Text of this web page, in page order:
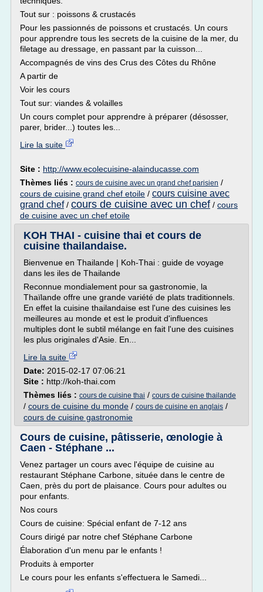
Tout sur : poissons & crustacés
Pour les passionnés de poissons et crustacés. Un cours
pour apprendre tous les secrets de la cuisine de la mer, du
filetage au dressage, en passant par la cuisson...
Accompagnés de vins des Crus des Côtes du Rhône
A partir de
Voir les cours
Tout sur: viandes & volailles
Un cours complet pour apprendre à préparer (désosser,
parer, brider...) toutes les...
Lire la suite
Site : http://www.ecolecuisine-alainducasse.com
Thèmes liés : cours de cuisine avec un grand chef parisien /
cours de cuisine grand chef etoile / cours cuisine avec
grand chef/ cours de cuisine avec un chef / cours
de cuisine avec un chef etoile
KOH THAI - cuisine thai et cours de
cuisine thailandaise.
Bienvenue en Thailande | Koh-Thai : guide de voyage
dans les iles de Thailande
Reconnue mondialement pour sa gastronomie, la
Thaïlande offre une grande variété de plats traditionnels.
En effet la cuisine thailandaise est l'une des cuisines les
meilleures au monde et est le produit d'influences
multiples dont le subtil mélange en fait l'une des cuisines
les plus originales d'Asie. En...
Lire la suite
Date: 2015-02-17 07:06:21
Site : http://koh-thai.com
Thèmes liés : cours de cuisine thai / cours de cuisine thailande
/ cours de cuisine du monde / cours de cuisine en anglais /
cours de cuisine gastronomie
Cours de cuisine, pâtisserie, œnologie à
Caen - Stéphane ...
Venez partager un cours avec l'équipe de cuisine au
restaurant Stéphane Carbone, située dans le centre de
Caen, près du port de plaisance. Cours pour adultes ou
pour enfants.
Nos cours
Cours de cuisine: Spécial enfant de 7-12 ans
Cours dirigé par notre chef Stéphane Carbone
Élaboration d'un menu par le enfants !
Produits à emporter
Le cours pour les enfants s'effectuera le Samedi...